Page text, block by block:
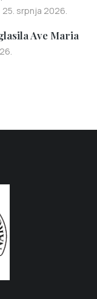
25. srpnja 2026.
Ave Maria